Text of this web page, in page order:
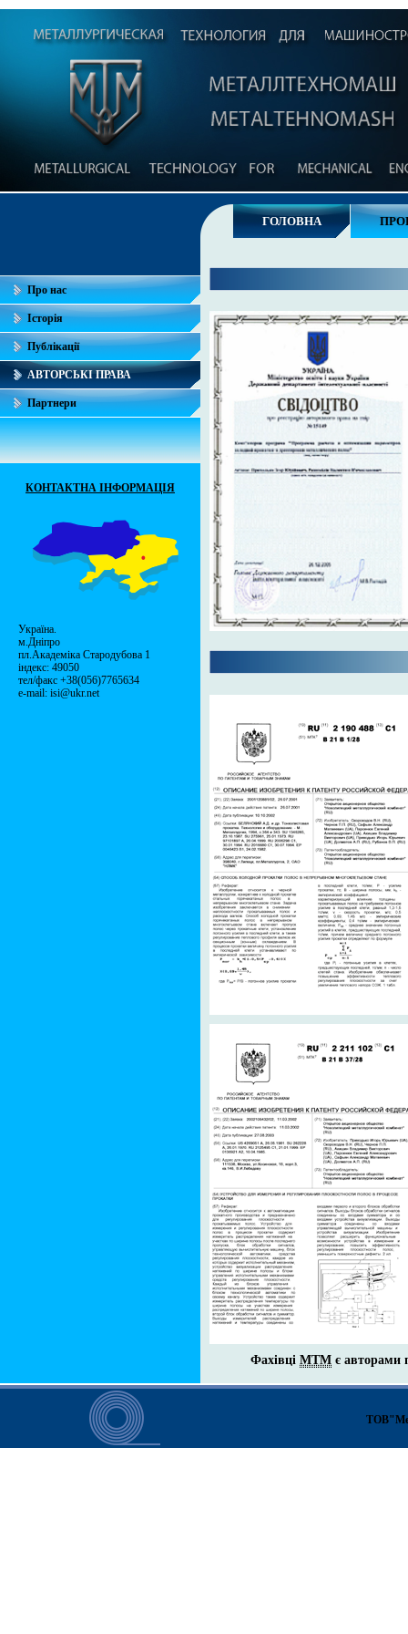
ГОЛОВНА
Про нас
Історія
Публікації
АВТОРСЬКІ ПРАВА
Партнери
КОНТАКТНА ІНФОРМАЦІЯ
Україна.
м.Дніпро
пл.Академіка Стародубова 1
індекс: 49050
тел/факс +38(056)7765634
e-mail: isi@ukr.net
Фахівці МТМ є авторами